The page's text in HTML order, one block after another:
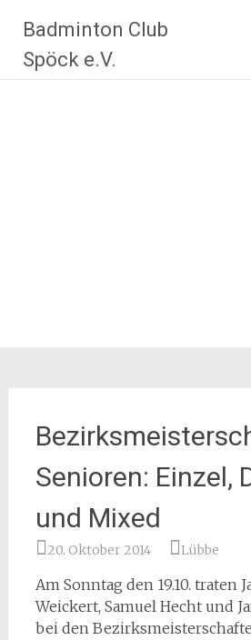
Inhalt
springen
Badminton Club
Spöck e.V.
Senioren: Einzel,
und Mixed
20. Oktober 2014 Lübbe
Am Sonntag den 19.10. traten
Weickert, Samuel Hecht und
bei den